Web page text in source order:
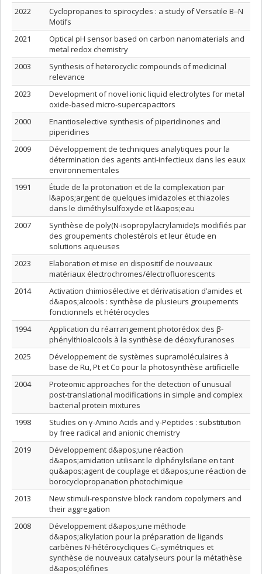
2022
Cyclopropanes to spirocycles : a study of Versatile B‒N
Motifs
2021
Optical pH sensor based on carbon nanomaterials and
metal redox chemistry
2003
Synthesis of heterocyclic compounds of medicinal
relevance
2023
Development of novel ionic liquid electrolytes for metal
oxide-based micro-supercapacitors
2000
Enantioselective synthesis of piperidinones and
piperidines
2009
Développement de techniques analytiques pour la
détermination des agents anti-infectieux dans les eaux
environnementales
1991
Étude de la protonation et de la complexation par
l&apos;argent de quelques imidazoles et thiazoles
dans le diméthylsulfoxyde et l&apos;eau
2007
Synthèse de poly(N-isopropylacrylamide)s modifiés par
des groupements cholestérols et leur étude en
solutions aqueuses
2023
Elaboration et mise en dispositif de nouveaux
matériaux électrochromes/électrofluorescents
2014
Activation chimiosélective et dérivatisation d’amides et
d&apos;alcools : synthèse de plusieurs groupements
fonctionnels et hétérocycles
1994
Application du réarrangement photorédox des β-
phénylthioalcools à la synthèse de déoxyfuranoses
2025
Développement de systèmes supramoléculaires à
base de Ru, Pt et Co pour la photosynthèse artificielle
2004
Proteomic approaches for the detection of unusual
post-translational modifications in simple and complex
bacterial protein mixtures
1998
Studies on γ-Amino Acids and γ-Peptides : substitution
by free radical and anionic chemistry
2019
Développement d&apos;une réaction
d&apos;amidation utilisant le diphénylsilane en tant
qu&apos;agent de couplage et d&apos;une réaction de
borocyclopropanation photochimique
2013
New stimuli-responsive block random copolymers and
their aggregation
2008
Développement d&apos;une méthode
d&apos;alkylation pour la préparation de ligands
carbènes N-hétérocycliques C₁-symétriques et
synthèse de nouveaux catalyseurs pour la métathèse
d&apos;oléfines